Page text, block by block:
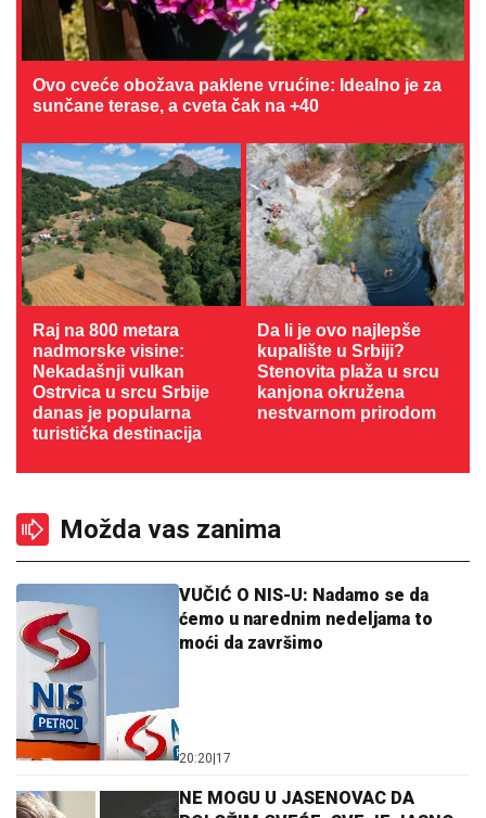
Ovo cveće obožava paklene vrućine: Idealno je za
sunčane terase, a cveta čak na +40
Raj na 800 metara
nadmorske visine:
Nekadašnji vulkan
Ostrvica u srcu Srbije
danas je popularna
turistička destinacija
Da li je ovo najlepše
kupalište u Srbiji?
Stenovita plaža u srcu
kanjona okružena
nestvarnom prirodom
Možda vas zanima
VUČIĆ O NIS-U: Nadamo se da
ćemo u narednim nedeljama to
moći da završimo
20:20 17
NE MOGU U JASENOVAC DA